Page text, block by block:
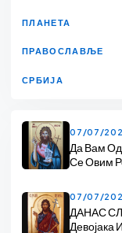
ПЛАНЕТА
ПРАВОСЛАВЉЕ
СРБИЈА
07/07/
Да Вам
Се Овим
07/07/
ДАНАС
Девојака